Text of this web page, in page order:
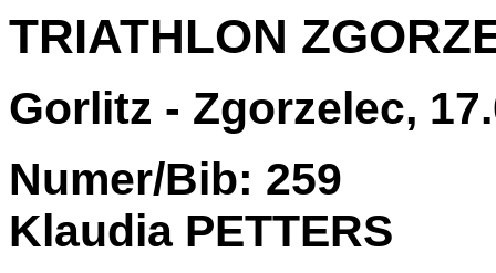
TRIATHLON
Gorlitz - Zgorzelec,
Numer/Bib: 259
Klaudia PETTERS